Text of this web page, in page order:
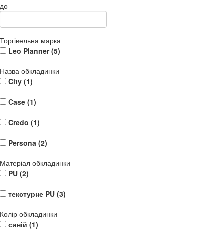
до
Торгівельна марка
Leo Planner (5)
Назва обкладинки
City (1)
Case (1)
Credo (1)
Persona (2)
Матеріал обкладинки
PU (2)
текстурне PU (3)
Колір обкладинки
синій (1)